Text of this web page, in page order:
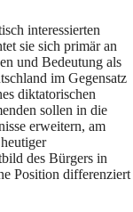
interessierten
sie sich primär an
und Bedeutung als
im Gegensatz
diktatorischen
sollen in die
erweitern, am
des Bürgers in
Position differenziert